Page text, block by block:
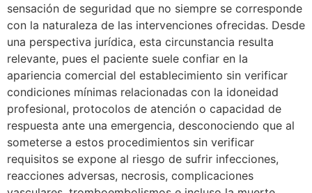
sensación de seguridad que no siempre se corresponde
con la naturaleza de las intervenciones ofrecidas. Desde
una perspectiva jurídica, esta circunstancia resulta
relevante, pues el paciente suele confiar en la
apariencia comercial del establecimiento sin verificar
condiciones mínimas relacionadas con la idoneidad
profesional, protocolos de atención o capacidad de
respuesta ante una emergencia, desconociendo que al
someterse a estos procedimientos sin verificar
requisitos se expone al riesgo de sufrir infecciones,
reacciones adversas, necrosis, complicaciones